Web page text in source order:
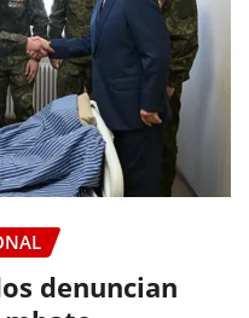
denuncian